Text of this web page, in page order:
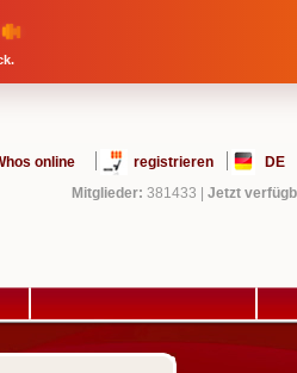
online registrieren DE
Mitglieder: 381433 Jetzt